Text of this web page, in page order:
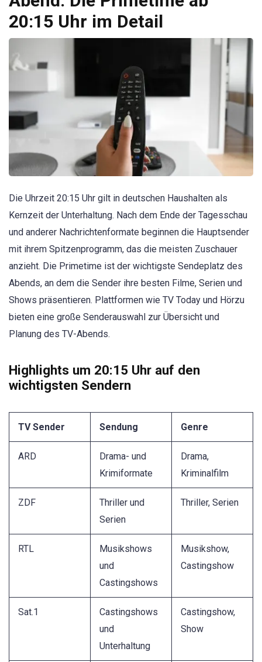
20:15 Uhr im Detail
Die Uhrzeit 20:15 Uhr gilt in deutschen Haushalten als
Kernzeit der Unterhaltung. Nach dem Ende der Tagesschau
und anderer Nachrichtenformate beginnen die Hauptsender
mit ihrem Spitzenprogramm, das die meisten Zuschauer
anzieht. Die Primetime ist der wichtigste Sendeplatz des
Abends, an dem die Sender ihre besten Filme, Serien und
Shows präsentieren. Plattformen wie TV Today und Hörzu
bieten eine große Senderauswahl zur Übersicht und
Planung des TV-Abends.
Highlights um 20:15 Uhr auf den
wichtigsten Sendern
TV Sender Sendung Genre
ARD
Drama- und
Krimiformate
Drama,
Kriminalfilm
ZDF
Thriller und
Serien
Thriller, Serien
RTL
Musikshows
und
Castingshows
Musikshow,
Castingshow
Sat.1
Castingshows
und
Unterhaltung
Castingshow,
Show